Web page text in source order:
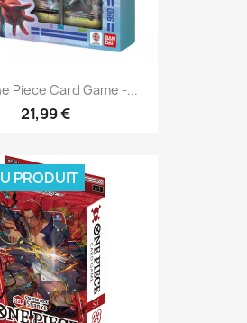
Piece Card Game -...
21,99 €
PRODUIT